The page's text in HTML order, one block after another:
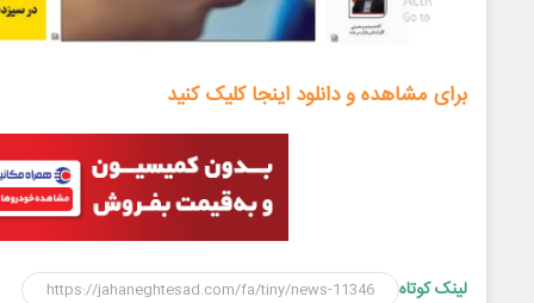
برای مشاهده و دانلود اینجا کلیک کنید
لینک کوتاه